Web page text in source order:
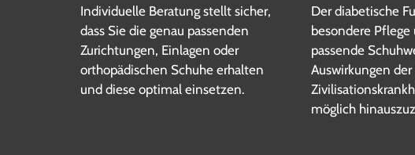
Individuelle Beratung stellt sicher,
dass Sie die genau passenden
Zurichtungen, Einlagen oder
orthopädischen Schuhe erhalten
und diese optimal einsetzen.
Der diabetische
besondere Pflege
passende
Auswirkungen
möglich